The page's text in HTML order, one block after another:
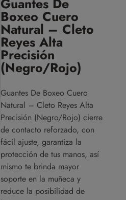
Boxeo Cuero
Natural – Cleto
Reyes Alta
Precisión
(Negro/Rojo)
Guantes De Boxeo Cuero
Natural – Cleto Reyes Alta
Precisión (Negro/Rojo) cierre
de contacto reforzado, con
fácil ajuste, garantiza la
protección de tus manos, así
mismo te brinda mayor
soporte en la muñeca y
reduce la posibilidad de